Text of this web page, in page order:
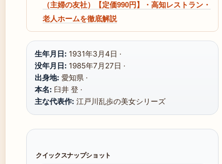
（主婦の友社）【定価990円】・高知レストラン・
老人ホームを徹底解説
生年月日: 1931年3月4日 ·
没年月日: 1985年7月27日 ·
出身地: 愛知県 ·
本名: 臼井 登 ·
主な代表作: 江戸川乱歩の美女シリーズ
クイックスナップショット